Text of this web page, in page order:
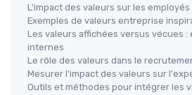
L'impact des valeurs sur les
Exemples de valeurs entreprise
Les valeurs affichées versus vécues
internes
Le rôle des valeurs dans le
Mesurer l'impact des valeurs sur
Outils et méthodes pour intégrer les